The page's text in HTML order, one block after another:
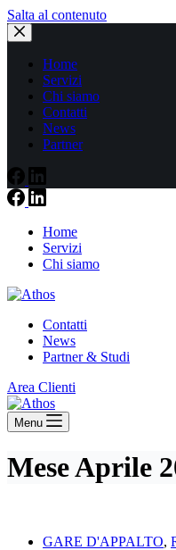
Salta al contenuto
Home
Servizi
Chi siamo
Contatti
News
Partner
Home
Servizi
Chi siamo
Contatti
News
Partner & Studi
Area Clienti
Menu
MeseAprile
GARE D'APPALTO,